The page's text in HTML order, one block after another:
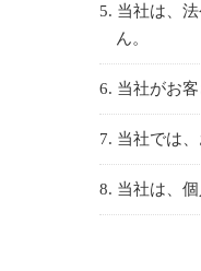
5. 当社は、
ん。
6. 当社がお
7. 当社では
8. 当社は、